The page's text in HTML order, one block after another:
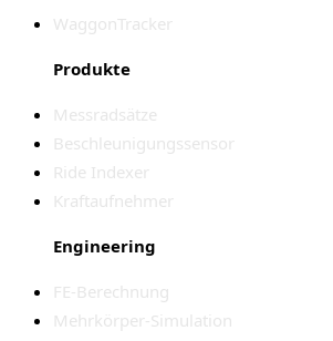
WaggonTracker
Produkte
Messradsätze
Beschleunigungssensor
Ride Indexer
Kraftaufnehmer
Engineering
FE-Berechnung
Mehrkörper-Simulation